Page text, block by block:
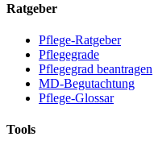
Ratgeber
Pflege-Ratgeber
Pflegegrade
Pflegegrad beantragen
MD-Begutachtung
Pflege-Glossar
Tools